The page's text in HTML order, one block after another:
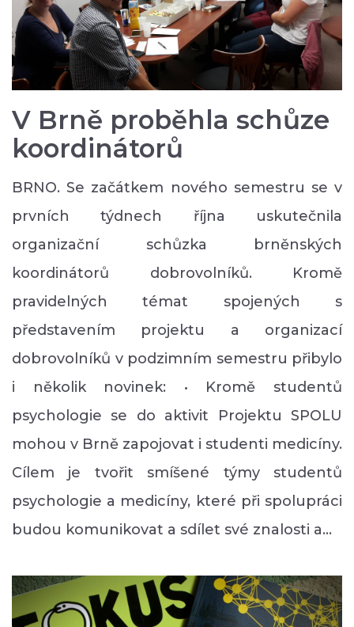
V Brně proběhla schůze
koordinátorů
BRNO. Se začátkem nového semestru se v
prvních týdnech října uskutečnila
organizační schůzka brněnských
koordinátorů dobrovolníků. Kromě
pravidelných témat spojených s
představením projektu a organizací
dobrovolníků v podzimním semestru přibylo
i několik novinek: • Kromě studentů
psychologie se do aktivit Projektu SPOLU
mohou v Brně zapojovat i studenti medicíny.
Cílem je tvořit smíšené týmy studentů
psychologie a medicíny, které při spolupráci
budou komunikovat a sdílet své znalosti a…